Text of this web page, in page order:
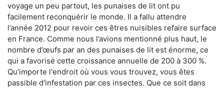
voyage un peu partout, les punaises de lit ont pu
facilement reconquérir le monde. Il a fallu attendre
l’année 2012 pour revoir ces êtres nuisibles refaire surface
en France. Comme nous l’avions mentionné plus haut, le
nombre d’œufs par an des punaises de lit est énorme, ce
qui a favorisé cette croissance annuelle de 200 à 300 %.
Qu'importe l'endroit où vous vous trouvez, vous êtes
passible d'infestation par ces insectes. Que ce soit dans